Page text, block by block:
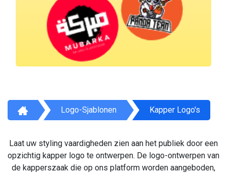
Logo-Sjablonen Kapper Logo's
Laat uw styling vaardigheden zien aan het publiek door een
opzichtig kapper logo te ontwerpen. De logo-ontwerpen van
de kapperszaak die op ons platform worden aangeboden,